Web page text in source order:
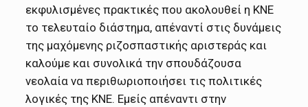
εκφυλισμένες πρακτικές που ακολουθεί η ΚΝΕ
το τελευταίο διάστημα, απέναντί στις δυνάμεις
της μαχόμενης ριζοσπαστικής αριστεράς και
καλούμε και συνολικά την σπουδάζουσα
νεολαία να περιθωριοποιήσει τις πολιτικές
λογικές της ΚΝΕ. Εμείς απέναντι στην